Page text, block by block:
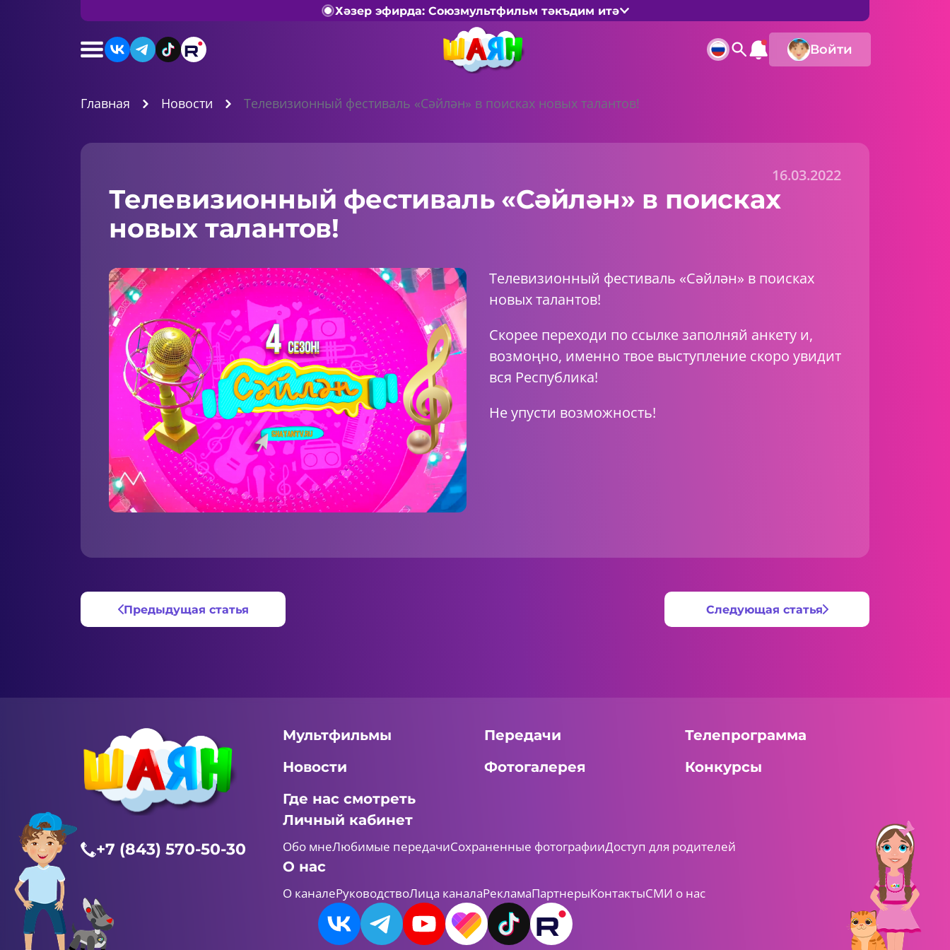
Хәзер эфирда: Союзмультфильм тәкъдим итә
Войти
Главная Новости Телевизионный фестиваль «Сәйлән» в поисках новых талантов!
16.03.2022
Телевизионный фестиваль «Сәйлән» в поисках
новых талантов!
Телевизионный фестиваль «Сәйлән» в поисках
новых талантов!
Скорее переходи по ссылкезаполняй анкету и,
возмоңно, именно твое выступление скоро увидит
вся Республика!
Не упусти возможность!
Предыдущая статья Следующая статья
+7 (843) 570-50-30
Мультфильмы Передачи
Телепрограмма
Новости
Фотогалерея
Конкурсы
Где нас смотреть
Личный кабинет
Обо мнеЛюбимые передачиСохраненные фотографииДоступ для родителей
О нас
О каналеРуководствоЛица каналаРекламаПартнерыКонтактыСМИ о нас